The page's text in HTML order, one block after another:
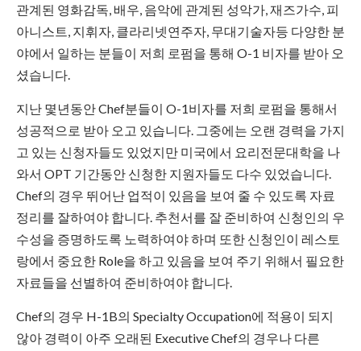
관계된 영화감독, 배우, 음악에 관계된 성악가, 재즈가수, 피
아니스트, 지휘자, 클라리넷연주자, 무대기술자등 다양한 분
야에서 일하는 분들이 저희 로펌을 통해 O-1 비자를 받아 오
셨습니다.
지난 몇년동안 Chef분들이 O-1비자를 저희 로펌을 통해서
성공적으로 받아 오고 있습니다. 그중에는 오랜 경력을 가지
고 있는 신청자들도 있었지만 미국에서 요리전문대학을 나
와서 OPT 기간동안 신청한 지원자들도 다수 있었습니다.
Chef의 경우 뛰어난 업적이 있음을 보여 줄 수 있도록 자료
정리를 잘하여야 합니다. 추천서를 잘 준비하여 신청인의 우
수성을 증명하도록 노력하여야 하며 또한 신청인이 레스토
랑에서 중요한 Role을 하고 있음을 보여 주기 위해서 필요한
자료들을 선별하여 준비하여야 합니다.
Chef의 경우 H-1B의 Specialty Occupation에 적용이 되지
않아 경력이 아주 오래된 Executive Chef의 경우나 다른